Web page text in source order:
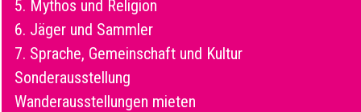
5. Mythos und Religion
6. Jäger und Sammler
7. Sprache, Gemeinschaft und Kultur
Sonderausstellung
Wanderausstellungen mieten